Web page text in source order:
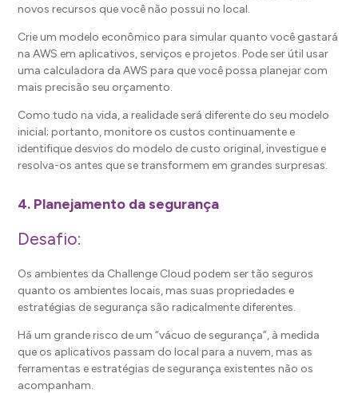
novos recursos que você não possui no local.
Crie um modelo econômico para simular quanto você gastará
na AWS em aplicativos, serviços e projetos. Pode ser útil usar
uma calculadora da AWS para que você possa planejar com
mais precisão seu orçamento.
Como tudo na vida, a realidade será diferente do seu modelo
inicial; portanto, monitore os custos continuamente e
identifique desvios do modelo de custo original, investigue e
resolva-os antes que se transformem em grandes surpresas.
4. Planejamento da segurança
Desafio:
Os ambientes da Challenge Cloud podem ser tão seguros
quanto os ambientes locais, mas suas propriedades e
estratégias de segurança são radicalmente diferentes.
Há um grande risco de um “vácuo de segurança”, à medida
que os aplicativos passam do local para a nuvem, mas as
ferramentas e estratégias de segurança existentes não os
acompanham.